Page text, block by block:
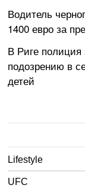
Водитель
1400 евро за
В Риге полиция
подозрению в
детей
Lifestyle
UFC